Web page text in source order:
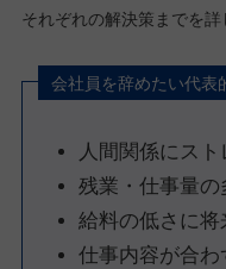
それぞれの解決策までを詳
会社員を辞めたい代表
人間関係にス
残業・仕事量
給料の低さに将
仕事内容が合